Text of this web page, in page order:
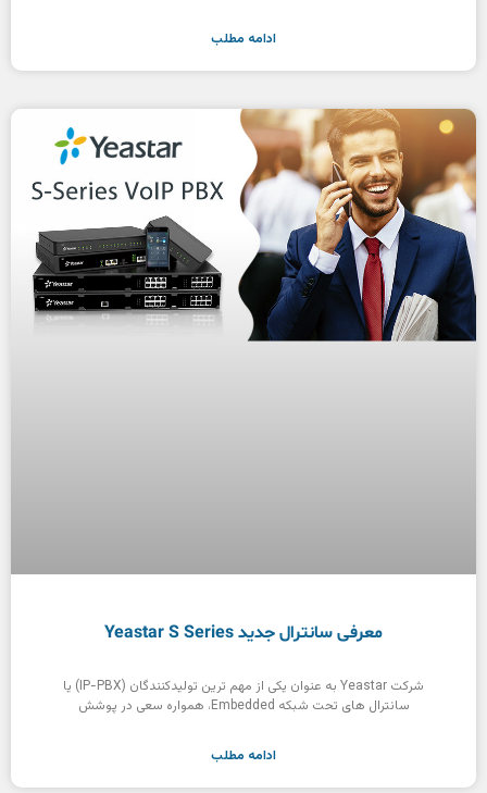
ادامه مطلب
معرفی سانترال جدید Yeastar S Series
شرکت Yeastar به عنوان یکی از مهم ترین تولیدکنندگان (IP-PBX) یا
سانترال های تحت شبکه Embedded، همواره سعی در پوشش
ادامه مطلب